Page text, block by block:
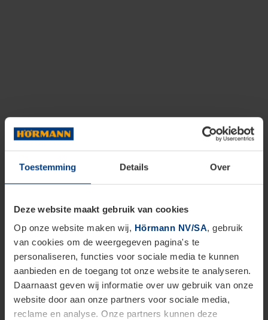
Toestemming Details Over
Deze website maakt gebruik van cookies
Op onze website maken wij, Hörmann NV/SA, gebruik
van cookies om de weergegeven pagina's te
personaliseren, functies voor sociale media te kunnen
aanbieden en de toegang tot onze website te analyseren.
Daarnaast geven wij informatie over uw gebruik van onze
website door aan onze partners voor sociale media,
reclame en analyse. Onze partners kunnen deze